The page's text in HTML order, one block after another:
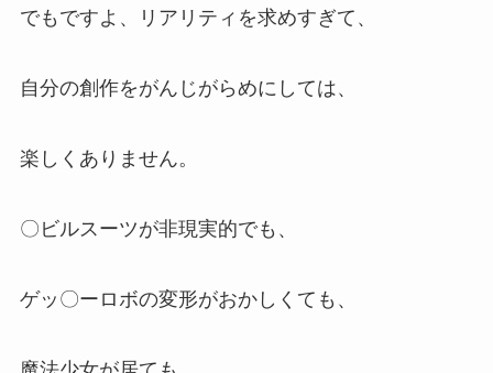
でもですよ、リアリティを求めすぎて、
自分の創作をがんじがらめにしては、
楽しくありません。
〇ビルスーツが非現実的でも、
ゲッ〇ーロボの変形がおかしくても、